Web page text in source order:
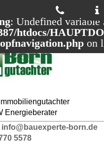
: Undefined variable
htdocs/
on
Energieberater
info@bauexperte-born.de
5578